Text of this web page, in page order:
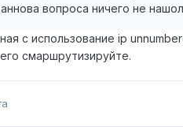
вопроса ничего не
с использование ip
смаршрутизируйте.